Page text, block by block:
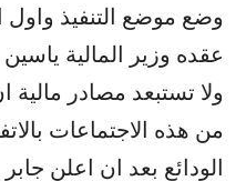
وضع موضع التنفيذ واول
عقده وزير المالية
ولا تستبعد مصادر مالية
من هذه الاجتماعات
الودائع بعد ان اعلن